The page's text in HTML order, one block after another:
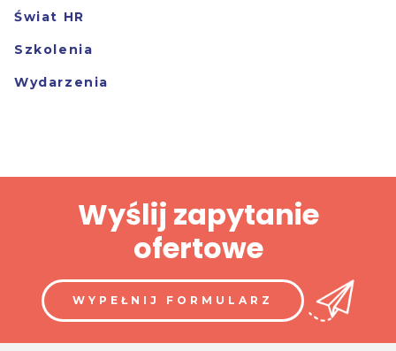
Świat HR
Szkolenia
Wydarzenia
Wyślij zapytanie
ofertowe
WYPEŁNIJ FORMULARZ